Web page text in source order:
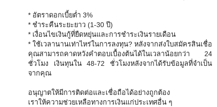
* อัตราดอกเบี้ยต่ำ 3%
* ชำระคืนระยะยาว (1-30 ปี)
* เงื่อนไขเงินกู้ที่ยืดหยุ่นและการชำระเงินรายเดือน
* ใช้เวลานานเท่าไหร่ในการลงทุน? หลังจากส่งใบสมัครสินเชื่อ
คุณสามารถคาดหวังคำตอบเบื้องต้นได้ในเวลาน้อยกว่า 24
ชั่วโมง เงินทุนใน 48-72 ชั่วโมงหลังจากได้รับข้อมูลที่จำเป็น
จากคุณ
อนุญาตให้มีการติดต่อและเชื่อถือได้อย่างถูกต้อง
เราให้ความช่วยเหลือทางการเงินแก่ประเทศอื่น ๆ